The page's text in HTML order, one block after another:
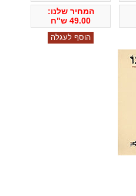
המחיר שלנו:
49.00 ש"ח